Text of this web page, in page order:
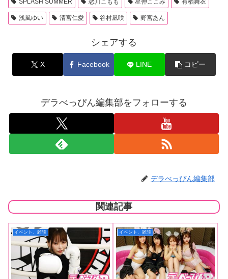
浅風ゆい 清宮仁愛 谷村凪咲 野宮あん
シェアする
X Facebook LINE コピー
デラべっぴん編集部をフォローする
デラべっぴん編集部
関連記事
イベント、雑談 イベント、雑談